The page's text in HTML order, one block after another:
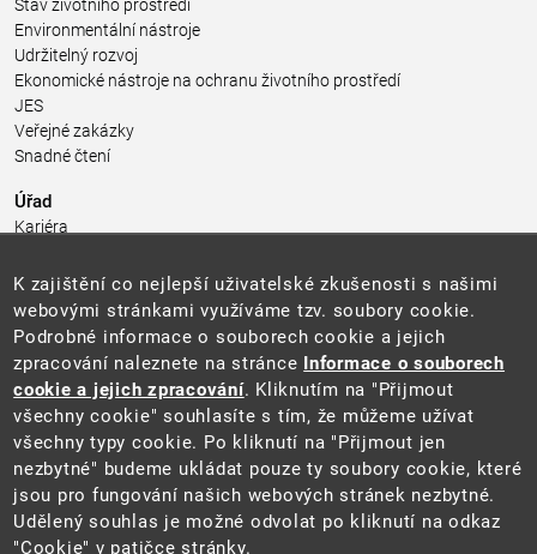
Stav životního prostředí
Environmentální nástroje
Udržitelný rozvoj
Ekonomické nástroje na ochranu životního prostředí
JES
Veřejné zakázky
Snadné čtení
Úřad
Kariéra
Pro média a veřejnost
Povinně zveřejňované informace
Kontakty
Přistupnost budovy úřadu MŽP
(PDF, 204 kB)
Web
Aktuality
Ochrana osobních údajů
Prohlášení o přístupnosti
Zásady používání cookies
Mapa webu
K zajištění co nejlepší uživatelské zkušenosti s našimi
webovými stránkami využíváme tzv. soubory cookie.
Podrobné informace o souborech cookie a jejich
zpracování naleznete na stránce Informace o souborech
cookie a jejich zpracování. Kliknutím na "Přijmout
všechny cookie" souhlasíte s tím, že můžeme užívat
všechny typy cookie. Po kliknutí na "Přijmout jen
nezbytné" budeme ukládat pouze ty soubory cookie, které
jsou pro fungování našich webových stránek nezbytné.
Udělený souhlas je možné odvolat po kliknutí na odkaz
"Cookie" v patičce stránky.